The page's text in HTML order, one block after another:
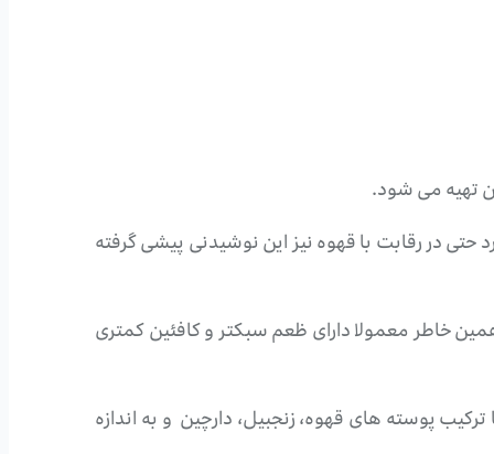
تهیه می شود.
در رقابت با قهوه نیز این نوشیدنی پیشی گرفته
خاطر معمولا دارای ظعم سبکتر و کافئین کمتری
پوسته های قهوه، زنجبیل، دارچین و به اندازه